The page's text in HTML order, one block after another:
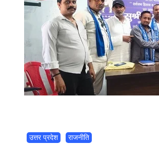
उत्तर प्रदेश राजनीति